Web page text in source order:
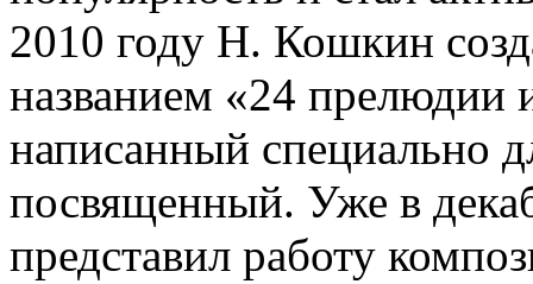
2010 году Н. Кошкин
названием «24 прелюдии
написанный специально
посвященный. Уже в
представил работу